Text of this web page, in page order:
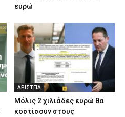
ευρώ
ΑΡΙΣΤΕΙΑ
Μόλις 2 χιλιάδες ευρώ θα
κοστίσουν στους